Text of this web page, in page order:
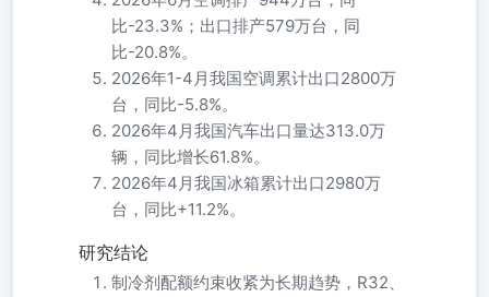
比-23.3%；出口排产579万台，同
比-20.8%。
2026年1-4月我国空调累计出口2800万
台，同比-5.8%。
2026年4月我国汽车出口量达313.0万
辆，同比增长61.8%。
2026年4月我国冰箱累计出口2980万
台，同比+11.2%。
研究结论
制冷剂配额约束收紧为长期趋势，R32、